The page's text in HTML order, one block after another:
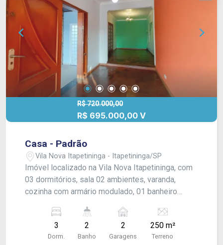
R$ 720.000,00
R$ 695.000,00 V
Casa - Padrão
Vila Nova Itapetininga - Itapetininga/SP
Imóvel localizado na Vila Nova Itapetininga, com
03 dormitórios, sala 02 ambientes, varanda,
cozinha com armário modulado, 01 banheiro
edícula com área de serviço, 01 banheiro e 01
cômodo, porão e garagem coberta para 02 carros.
Acabamento: laje, piso frio e taco.
3
Dorm.
2
Banho
2
Garagens
250 m²
Terreno